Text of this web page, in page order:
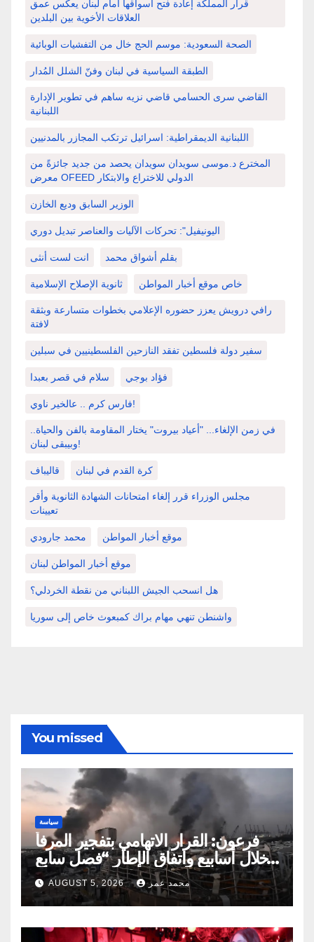
قرار المملكة إعادة فتح أسواقها أمام لبنان يعكس عمق
العلاقات الأخوية بين البلدين
الصحة السعودية: موسم الحج خال من التفشيات الوبائية
الطبقة السياسية في لبنان وفنّ الشلل المُدار
القاضي سرى الحسامي قاضي نزيه ساهم في تطوير الإدارة
اللبنانية
اللبنانية الديمقراطية: اسرائيل ترتكب المجازر بالمدنيين
المخترع د.موسى سويدان سويدان يحصد من جديد جائزةً من
معرض OFEED الدولي للاختراع والابتكار
الوزير السابق وديع الخازن
اليونيفيل": تحركات الآليات والعناصر تبديل دوري
انت لست أنثى بقلم أشواق محمد
ثانوية الإصلاح الإسلامية خاص موقع أخبار المواطن
رافي درويش يعزز حضوره الإعلامي بخطوات متسارعة وبثقة
لافتة
سفير دولة فلسطين تفقد النازحين الفلسطينيين في سبلين
سلام في قصر بعبدا فؤاد بوجي
فارس كرم .. عالخير ناوي!
في زمن الإلغاء... "أعياد بيروت" يختار المقاومة بالفن والحياة..
وبيبقى لبنان!
قاليباف كرة القدم في لبنان
مجلس الوزراء قرر إلغاء امتحانات الشهادة الثانوية وأقر
تعيينات
محمد جارودي موقع أخبار المواطن
موقع أخبار المواطن لبنان
هل انسحب الجيش اللبناني من نقطة الخردلي؟
واشنطن تنهي مهام براك كمبعوث خاص إلى سوريا
You missed
سياسة
فرعون: القرار الاتهامي بتفجير المرفأ
خلال أسابيع واتفاق الإطار “فصل سابع
ونصف”
AUGUST 5, 2026 محمد عمر